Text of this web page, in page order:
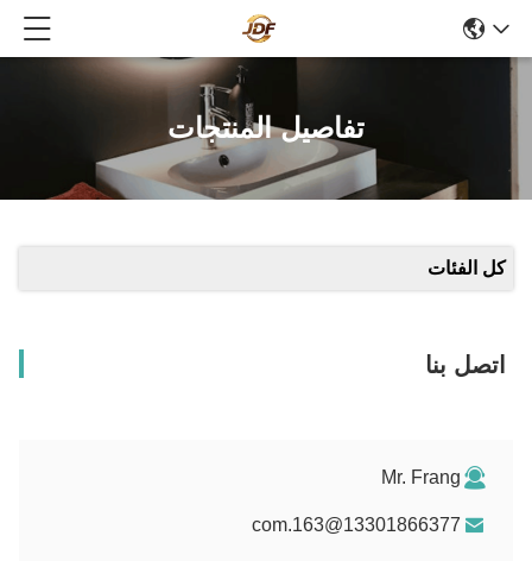
تفاصيل المنتجات
كل الفئات
اتصل بنا
Mr. Frang
13301866377@163.com